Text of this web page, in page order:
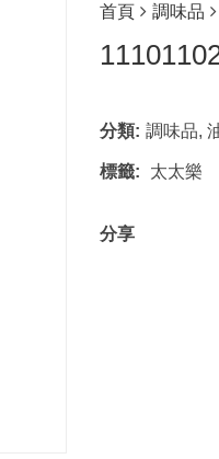
首頁 調味品
分類: 調味品,
標籤: 太太樂
分享